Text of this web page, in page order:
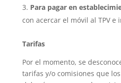
Para pagar en
con acercar el móvil al TPV e
Tarifas
Por el momento, se
tarifas y/o comisiones que